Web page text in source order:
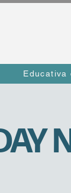
Educativa